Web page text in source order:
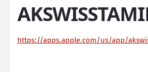
https://apps.apple.com/us/app/